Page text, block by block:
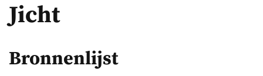
Jicht
Bronnenlijst